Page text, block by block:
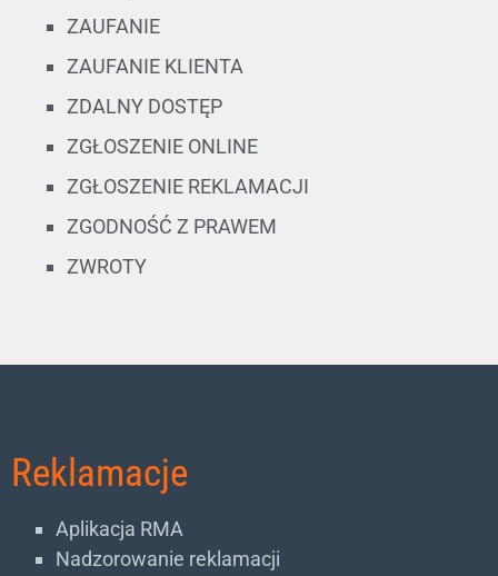
ZAUFANIE
ZAUFANIE KLIENTA
ZDALNY DOSTĘP
ZGŁOSZENIE ONLINE
ZGŁOSZENIE REKLAMACJI
ZGODNOŚĆ Z PRAWEM
ZWROTY
Reklamacje
Aplikacja RMA
Nadzorowanie reklamacji